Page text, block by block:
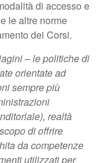
di accesso e
le altre norme
dei Corsi.
– le politiche di
orientate ad
sempre più
realtà
di offrire
da competenze
utilizzati per